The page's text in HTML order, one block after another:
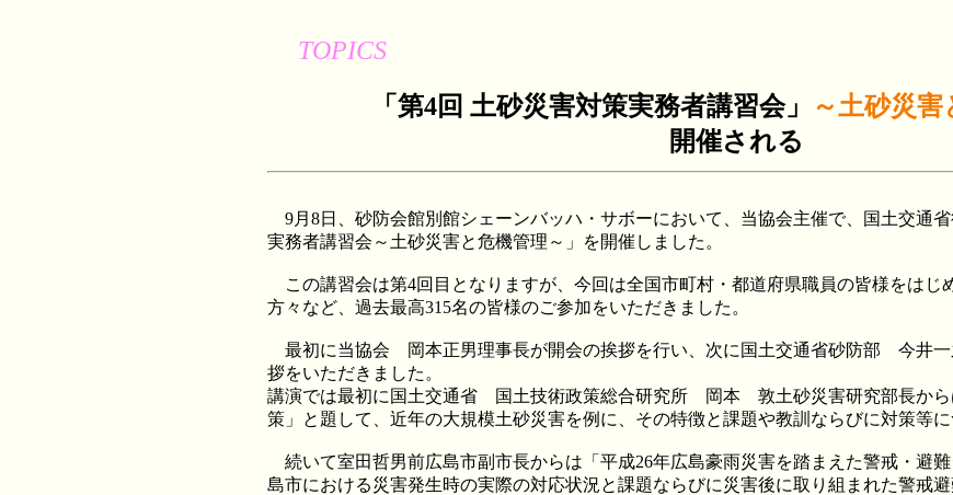
TOPICS
「第4回 土砂災害対策実務者講習会」
～土砂災害
開催される
9月8日、砂防会館別館シェーンバッハ・サボーにおいて、当協会主催で、国土交通
実務者講習会～土砂災害と危機管理～」を開催しました。
この講習会は第4回目となりますが、今回は全国市町村・都道府県職員の皆様をはじ
方々など、過去最高315名の皆様のご参加をいただきました。
最初に当協会 岡本正男理事長が開会の挨拶を行い、次に国土交通省砂防部 今井一
拶をいただきました。
講演では最初に国土交通省 国土技術政策総合研究所 岡本 敦土砂災害研究部長から
策」と題して、近年の大規模土砂災害を例に、その特徴と課題や教訓ならびに対策等に
続いて室田哲男前広島市副市長からは「平成26年広島豪雨災害を踏まえた警戒・避
島市における災害発生時の実際の対応状況と課題ならびに災害後に取り組まれた警戒